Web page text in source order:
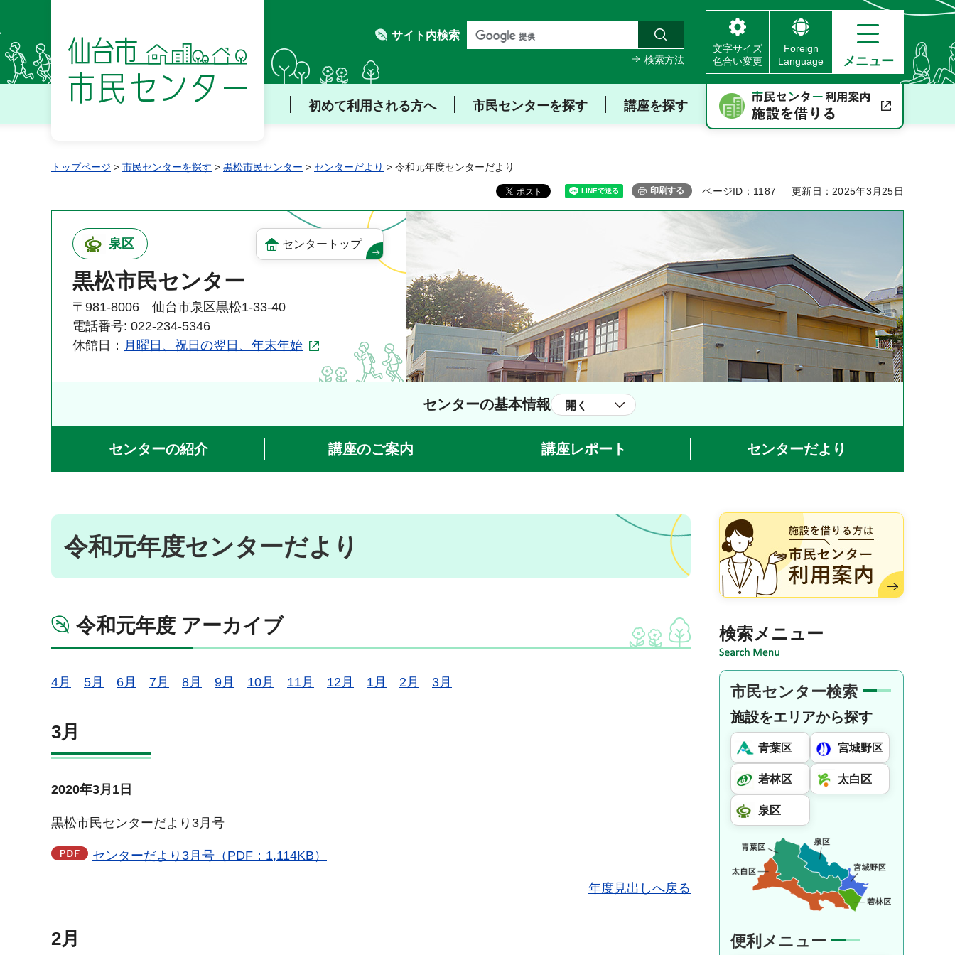
仙台市 市民センター
サイト内検索
検索方法
文字サイズ
色合い変更
Foreign
Language
メニュー
初めて利用される方へ 市民センターを探す 講座を探す
トップページ > 市民センターを探す > 黒松市民センター > センターだより > 令和元年度センターだより
印刷する ページID：1187 更新日：2025年3月25日
泉区 センタートップ
黒松市民センター
〒981-8006 仙台市泉区黒松1-33-40
電話番号: 022-234-5346
休館日： 月曜日、祝日の翌日、年末年始
センターの基本情報 開く
センターの紹介 講座のご案内 講座レポート センターだより
令和元年度センターだより
令和元年度 アーカイブ
4月 5月 6月 7月 8月 9月 10月 11月 12月 1月 2月 3月
3月
2020年3月1日
黒松市民センターだより3月号
センターだより3月号（PDF：1,114KB）
年度見出しへ戻る
2月
施設を借りる方は市民センター
利用案内
検索メニュー
市民センター検索
施設をエリアから探す
青葉区 宮城野区
若林区 太白区
泉区
便利メニュー